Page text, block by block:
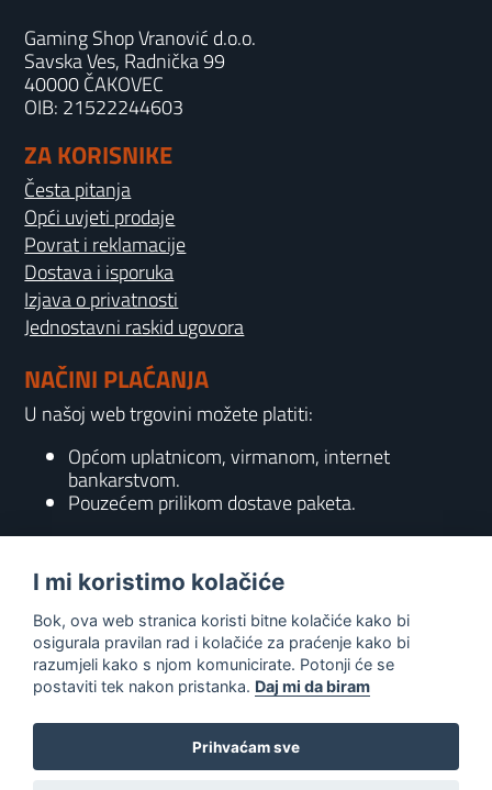
Gaming Shop Vranović d.o.o.
Savska Ves, Radnička 99
40000 ČAKOVEC
OIB: 21522244603
ZA KORISNIKE
Česta pitanja
Opći uvjeti prodaje
Povrat i reklamacije
Dostava i isporuka
Izjava o privatnosti
Jednostavni raskid ugovora
NAČINI PLAĆANJA
U našoj web trgovini možete platiti:
Općom uplatnicom, virmanom, internet
bankarstvom.
Pouzećem prilikom dostave paketa.
KONTAKT
info@gaming-shop-vranovic.hr
0
I mi koristimo kolačiće
Bok, ova web stranica koristi bitne kolačiće kako bi
osigurala pravilan rad i kolačiće za praćenje kako bi
razumjeli kako s njom komunicirate. Potonji će se
postaviti tek nakon pristanka. Daj mi da biram
Prihvaćam sve